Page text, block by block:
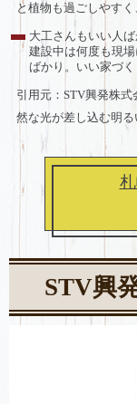
と植物も過ごしやす
大工さんもいい人ば
建設中は何度も現
ばかり。いい家づ
引用元：STV興発株式
然な光が差し込む明る
STV興